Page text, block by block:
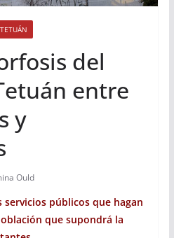
TETUÁN
del
entre
y
Ould
servicios públicos que hagan
que supondrá la